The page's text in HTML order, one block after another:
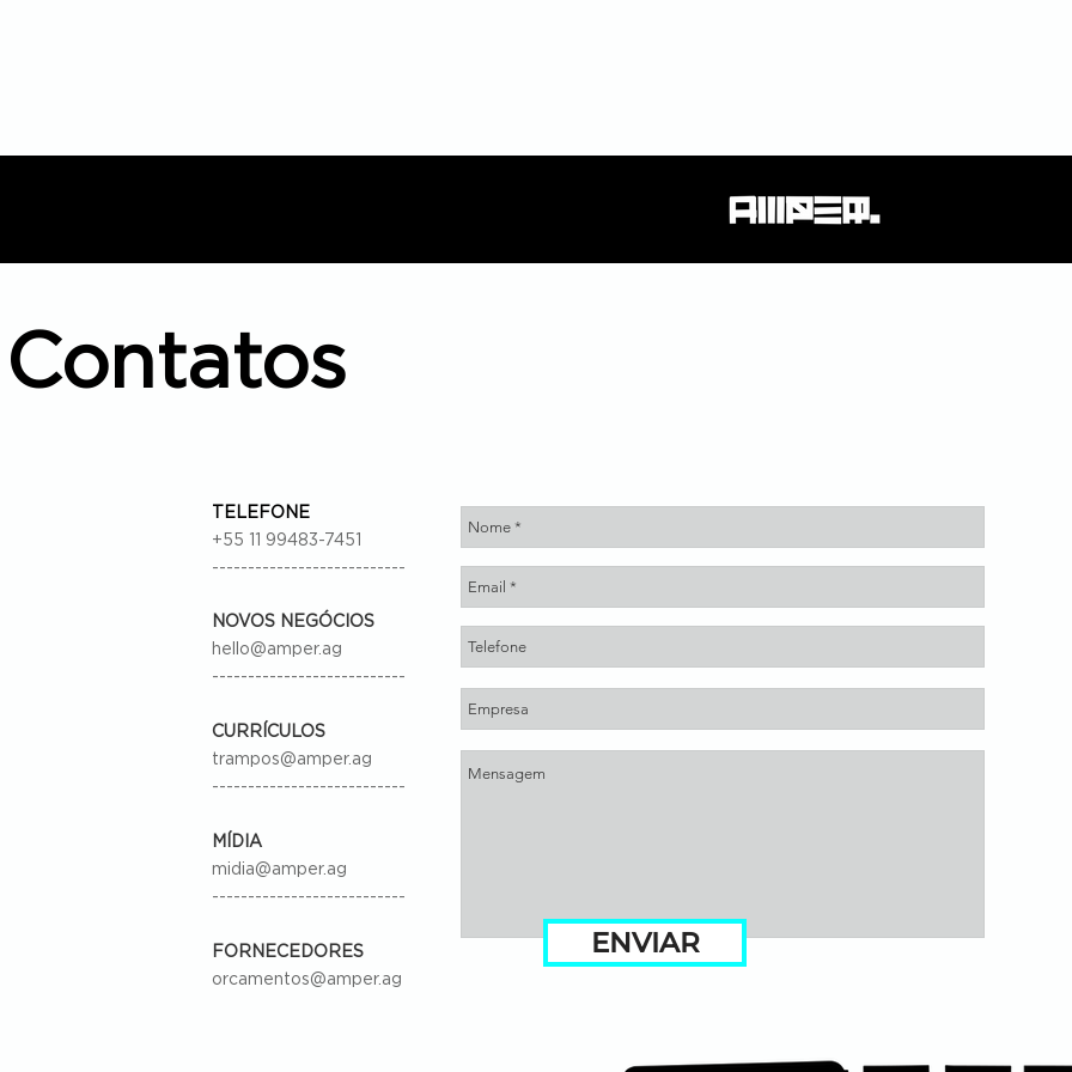
Contatos
TELEFONE
+55 11 99483-7451
---------------------------
NOVOS NEGÓCIOS
hello@amper.ag
---------------------------
CURRÍCULOS
trampos@amper.ag
---------------------------
MÍDIA
midia@amper.ag
---------------------------
FORNECEDORES
orcamentos@amper.ag
ENVIAR